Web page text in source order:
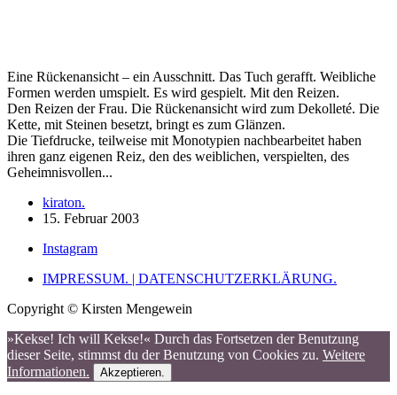
Eine Rückenansicht – ein Ausschnitt. Das Tuch gerafft. Weibliche
Formen werden umspielt. Es wird gespielt. Mit den Reizen.
Den Reizen der Frau. Die Rückenansicht wird zum Dekolleté. Die
Kette, mit Steinen besetzt, bringt es zum Glänzen.
Die Tiefdrucke, teilweise mit Monotypien nachbearbeitet haben
ihren ganz eigenen Reiz, den des weiblichen, verspielten, des
Geheimnisvollen...
kiraton.
15. Februar 2003
Instagram
IMPRESSUM. | DATENSCHUTZERKLÄRUNG.
Copyright © Kirsten Mengewein
»Kekse! Ich will Kekse!« Durch das Fortsetzen der Benutzung
dieser Seite, stimmst du der Benutzung von Cookies zu. Weitere
Informationen.
Akzeptieren.